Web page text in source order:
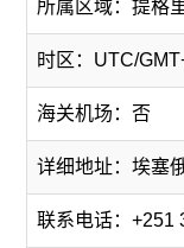
所属区域：提格
时区：UTC/
海关机场：否
详细地址：埃塞
联系电话：+251